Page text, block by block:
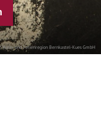
Wein- und Ferienregion Bernkastel-Kues GmbH